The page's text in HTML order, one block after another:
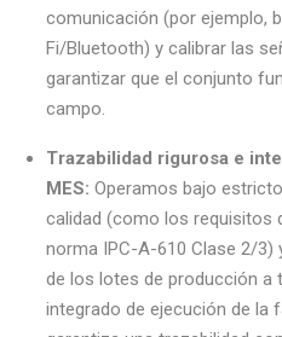
comunicación (por ejemplo,
Fi/Bluetooth) y calibrar las
garantizar que el conjunto
campo.
Trazabilidad rigurosa e
MES: Operamos bajo
calidad (como los requisitos
norma IPC-A-610 Clase 2/3)
de los lotes de producción a
integrado de ejecución de la